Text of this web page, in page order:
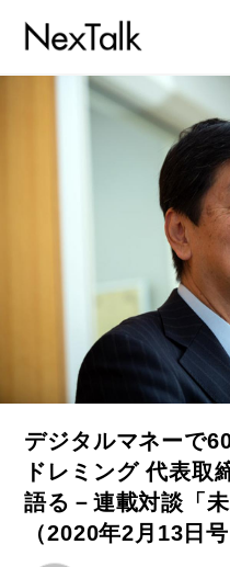
デジタルマネーで
ドレミング 代表取
語る－連載対談「
（2020年2月13日号